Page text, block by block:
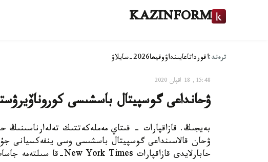
KAZINFORM
ترەند:اقورداتاعايىنداۋوقيعا2026-سايلاۋ
15:48, 18 اقپان 2020
ۋحانداعى گوسپيتال باسشىسى
بەيجىڭ. قازاقپارات - قىتاي مەملەكەتتىك تەلەارناسىنىڭ
ۋحان قالاسىنداعى گوسپيتال باسشىسى وسى ينفەكسيانى
حابارلايدى قازاقپارات New York Times-قا سىلتەمە جاساپ.